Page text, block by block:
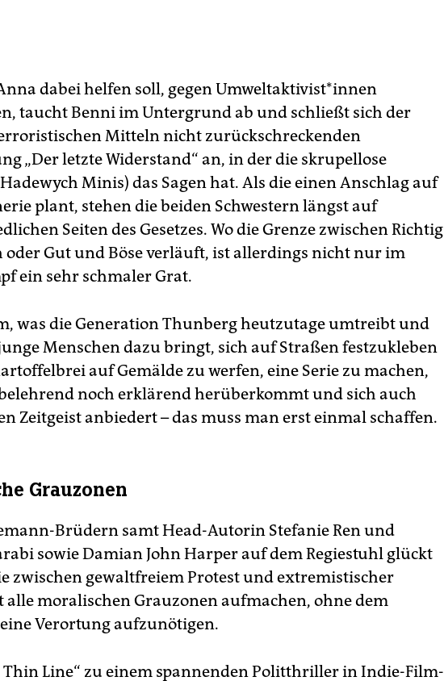
dabei helfen soll, gegen Um­welt­ak­ti­vis­t*in­nen
taucht Benni im Untergrund ab und schließt sich der
Mitteln nicht zurückschreckenden
„Der letzte Widerstand“ an, in der die skrupellose
Minis) das Sagen hat. Als die einen Anschlag auf
plant, stehen die beiden Schwestern längst auf
Seiten des Gesetzes. Wo die Grenze zwischen Richtig
oder Gut und Böse verläuft, ist allerdings nicht nur im
ein sehr schma­ler Grat.
was die Generation Thunberg heutzutage umtreibt und
Menschen dazu bringt, sich auf Straßen festzukleben
auf Gemälde zu werfen, eine Serie zu machen,
noch erklärend herüberkommt und sich auch
Zeitgeist anbiedert – das muss man erst einmal schaffen.
Grauzonen
Brüdern samt Head-Autorin Stefanie Ren und
sowie Damian John Harper auf dem Regiestuhl glückt
zwischen gewaltfreiem Protest und extremistischer
alle moralischen Grauzonen aufmachen, ohne dem
Verortung aufzunötigen.
Thin Line“ zu einem spannenden Politthriller in Indie-Film-